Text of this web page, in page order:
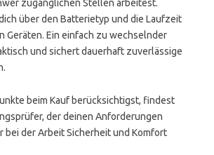
zugänglichen Stellen arbeitest.
über den Batterietyp und die Laufzeit
Geräten. Ein einfach zu wechselnder
und sichert dauerhaft zuverlässige
beim Kauf berücksichtigst, findest
der deinen Anforderungen
bei der Arbeit Sicherheit und Komfort